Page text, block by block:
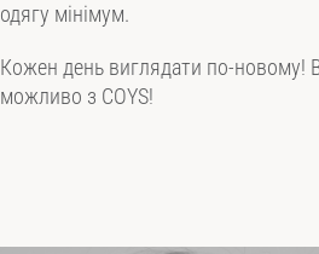
одягу мінімум.
Кожен день виглядати по-новому!
можливо з COYS!